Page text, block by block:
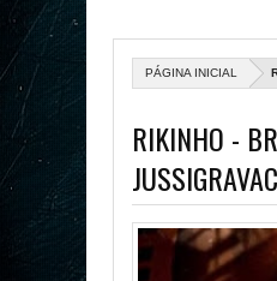
PÁGINA INICIAL
RIKINHO -